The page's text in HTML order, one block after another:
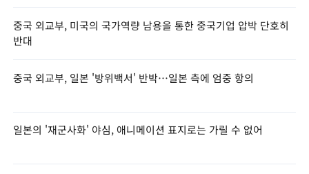
중국 외교부, 미국의 국가역량 남용을 통한 중국기업 압박 단호히
반대
중국 외교부, 일본 '방위백서' 반박…일본 측에 엄중 항의
일본의 '재군사화' 야심, 애니메이션 표지로는 가릴 수 없어